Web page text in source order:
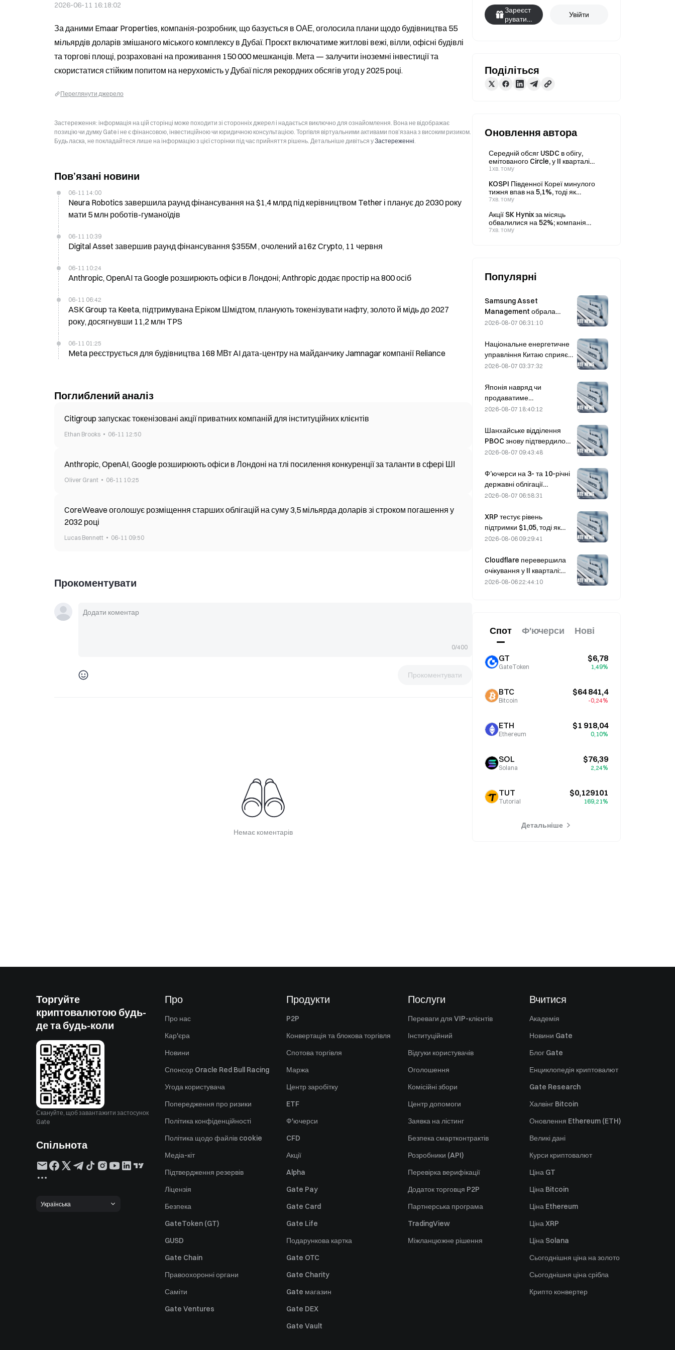
2026-06-11 16:18:02
За даними Emaar Properties, компанія-розробник, що базується в ОАЕ, оголосила плани щодо будівництва 55
мільярдів доларів змішаного міського комплексу в Дубаї. Проєкт включатиме житлові вежі, вілли, офісні будівлі
та торгові площі, розраховані на проживання 150 000 мешканців. Мета — залучити іноземні інвестиції та
скористатися стійким попитом на нерухомість у Дубаї після рекордних обсягів угод у 2025 році.
Переглянути джерело
Застереження: інформація на цій сторінці може походити зі сторонніх джерел і надається виключно для ознайомлення. Вона не відображає
позицію чи думку Gate і не є фінансовою, інвестиційною чи юридичною консультацією. Торгівля віртуальними активами пов’язана з високим ризиком.
Будь ласка, не покладайтеся лише на інформацію з цієї сторінки під час прийняття рішень. Детальніше дивіться уЗастереженні.
Пов’язані новини
06-11 14:00
Neura Robotics завершила раунд фінансування на $1,4 млрд під керівництвом Tether і планує до 2030 року
мати 5 млн роботів-гуманоїдів
06-11 10:39
Digital Asset завершив раунд фінансування $355M , очолений a16z Crypto, 11 червня
06-11 10:24
Anthropic, OpenAI та Google розширюють офіси в Лондоні; Anthropic додає простір на 800 осіб
06-11 06:42
ASK Group та Keeta, підтримувана Еріком Шмідтом, планують токенізувати нафту, золото й мідь до 2027
року, досягнувши 11,2 млн TPS
06-11 01:25
Meta реєструється для будівництва 168 МВт AI дата-центру на майданчику Jamnagar компанії Reliance
Поглиблений аналіз
Citigroup запускає токенізовані акції приватних компаній для інституційних клієнтів
Ethan Brooks 06-11 12:50
Anthropic, OpenAI, Google розширюють офіси в Лондоні на тлі посилення конкуренції за таланти в сфері ШІ
Oliver Grant 06-11 10:25
CoreWeave оголошує розміщення старших облігацій на суму 3,5 мільярда доларів зі строком погашення у
2032 році
Lucas Bennett 06-11 09:50
Прокоментувати
0/400
Прокоментувати
Немає коментарів
Зареєст
руватис
Увійти
Поділіться
Оновлення автора
Середній обсяг USDC в обігу,
емітованого Circle, у II кварталі
сягнув 73,3 млрд доларів, що на
1хв. тому
KOSPI Південної Кореї минулого
тижня впав на 5,1%, тоді як
KOSDAQ зріс на 10,98%; у центрі
7хв. тому
Акції SK Hynix за місяць
обвалилися на 52%; компанія
обіцяє представити план виплат
7хв. тому
Популярні
Samsung Asset
Management обрала
трьох венчурних партнерів
фонду обсягом 90 млрд
KRW
2026-08-07 06:31:10
Національне енергетичне
управління Китаю сприяє
проривам у галузі силових
обладнання надвисокої
напруги
2026-08-07 03:37:32
Японія навряд чи
продаватиме
середньострокові
для проведення валютної
інтервенції; вплив на
дохідність довгострокових
2026-08-07 18:40:12
Шанхайське відділення
PBOC знову підтвердило
жорстку політику щодо
конференції 4 серпня.
2026-08-07 09:43:48
Ф’ючерси на 3- та 10-річні
державні облігації
Південної Кореї
напередодні аукціону,
запланованого на
наступний тиждень.
2026-08-07 06:58:31
XRP тестує рівень
підтримки $1,05, тоді як
Ethereum утримується на
обсягів торгів
2026-08-06 09:29:41
Cloudflare перевершила
очікування у II кварталі:
виручка зросла на 36% у
2026-08-06 22:44:10
Спот Ф'ючерси Нові
GT
GateToken
$6,78
1,49%
BTC
Bitcoin
$64 841,4
-0,24%
ETH
Ethereum
$1 918,04
0,10%
SOL
Solana
$76,39
2,24%
TUT
Tutorial
$0,129101
169,21%
Детальніше
Торгуйте
криптовалютою будь-
де та будь-коли
Скануйте, щоб завантажити застосунок
Gate
Спільнота
Українська
Про
Про нас
Кар'єра
Новини
Спонсор Oracle Red Bull Racing
Угода користувача
Попередження про ризики
Політика конфіденційності
Політика щодо файлів cookie
Медіа-кіт
Підтвердження резервів
Ліцензія
Безпека
GateToken (GT)
GUSD
Gate Chain
Правоохоронні органи
Саміти
Gate Ventures
Продукти
P2P
Конвертація та блокова торгівля
Спотова торгівля
Маржа
Центр заробітку
ETF
Ф'ючерси
CFD
Акції
Alpha
Gate Pay
Gate Card
Gate Life
Подарункова картка
Gate OTC
Gate Charity
Gate магазин
Gate DEX
Gate Vault
Послуги
Переваги для VIP-клієнтів
Інституційний
Відгуки користувачів
Оголошення
Комісійні збори
Центр допомоги
Заявка на лістинг
Безпека смартконтрактів
Розробники (API)
Перевірка верифікації
Додаток торговця P2P
Партнерська програма
TradingView
Міжланцюжне рішення
Вчитися
Академія
Новини Gate
Блог Gate
Енциклопедія криптовалют
Gate Research
Халвінг Bitcoin
Оновлення Ethereum (ETH)
Великі дані
Курси криптовалют
Ціна GT
Ціна Bitcoin
Ціна Ethereum
Ціна XRP
Ціна Solana
Сьогоднішня ціна на золото
Сьогоднішня ціна срібла
Крипто конвертер